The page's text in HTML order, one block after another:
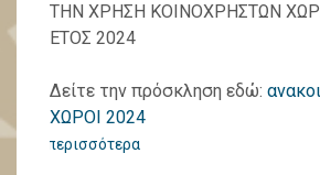
ΤΗΝ ΧΡΗΣΗ ΚΟΙΝΟΧΡΗΣΤΩΝ
ΕΤΟΣ 2024
Δείτε την πρόσκληση εδώ:
ΧΩΡΟΙ 2024
περισσότερα